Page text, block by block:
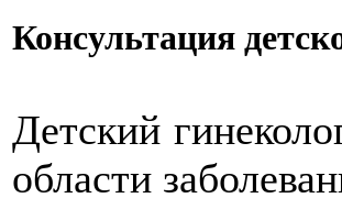
Консультация
Детский
области